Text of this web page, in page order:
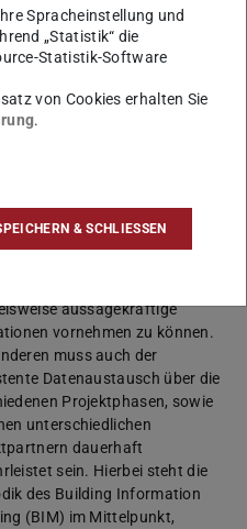
Projektträger Jülich (PTJ)
Forschungsprojekts
Fassadenkomponenten in
(SolConPro) ist es,
aussagekräftige
vornehmen zu können.
muss auch der
Datenaustausch über die
Projektphasen, sowie
unterschiedlichen
dauerhaft
sein. Hierbei steht die
des Building Information
(BIM) im Mittelpunkt,
Spracheinstellung und
„Statistik“ die
Statistik-Software
von Cookies erhalten Sie
.
& SCHLIESSEN